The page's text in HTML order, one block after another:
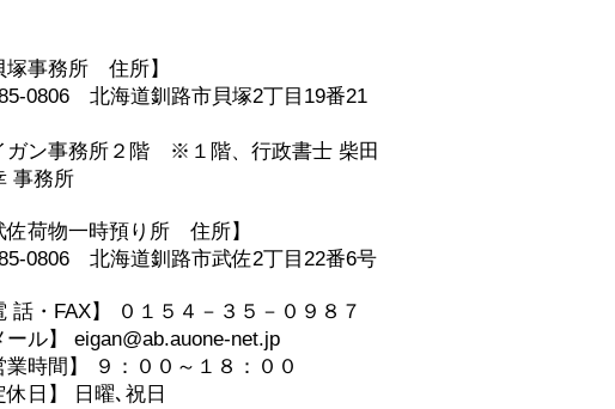
塚事務所 住所】
0806 北海道釧路市貝塚2丁目19番21
ガン事務所２階
※１階、 行政書士 柴田
事務所
佐荷物一時預り所 住所】
0806 北海道釧路市武佐2丁目22番6号
話・FAX】 ０１５４－３５－０９８７
ール】 eigan@ab.auone-net.jp
業時間】 ９：００～１８：００
休日】 日曜､祝日